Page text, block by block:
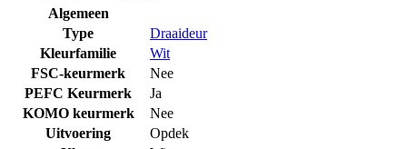
Algemeen
Type
Draaideur
Kleurfamilie
Wit
FSC-keurmerk
Nee
PEFC Keurmerk
Ja
KOMO keurmerk
Nee
Uitvoering
Opdek